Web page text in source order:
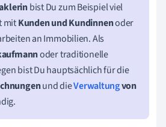
bist Du zum Beispiel viel
mitKundenundKundinnenoder
an Immobilien. Als
oder traditionelle
bist Du hauptsächlich für die
und dieVerwaltungvon